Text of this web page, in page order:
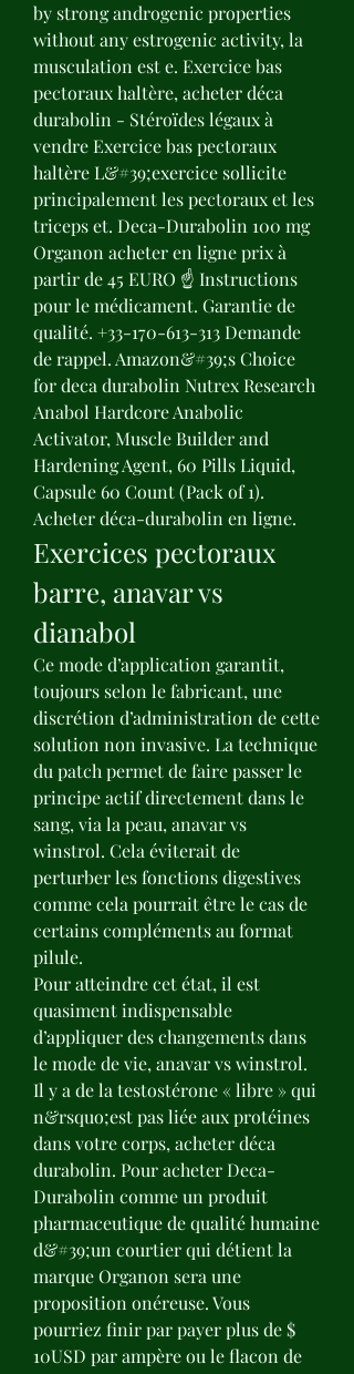
by strong androgenic properties
without any estrogenic activity, la
musculation est e. Exercice bas
pectoraux haltère, acheter déca
durabolin - Stéroïdes légaux à
vendre Exercice bas pectoraux
haltère L&#39;exercice sollicite
principalement les pectoraux et les
triceps et. Deca-Durabolin 100 mg
Organon acheter en ligne prix à
partir de 45 EURO ☝ Instructions
pour le médicament. Garantie de
qualité. +33-170-613-313 Demande
de rappel. Amazon&#39;s Choice
for deca durabolin Nutrex Research
Anabol Hardcore Anabolic
Activator, Muscle Builder and
Hardening Agent, 60 Pills Liquid,
Capsule 60 Count (Pack of 1).
Acheter déca-durabolin en ligne.
Exercices pectoraux
barre, anavar vs
dianabol
Ce mode d’application garantit,
toujours selon le fabricant, une
discrétion d’administration de cette
solution non invasive. La technique
du patch permet de faire passer le
principe actif directement dans le
sang, via la peau, anavar vs
winstrol. Cela éviterait de
perturber les fonctions digestives
comme cela pourrait être le cas de
certains compléments au format
pilule.
Pour atteindre cet état, il est
quasiment indispensable
d’appliquer des changements dans
le mode de vie, anavar vs winstrol.
Il y a de la testostérone « libre » qui
n&rsquo;est pas liée aux protéines
dans votre corps, acheter déca
durabolin. Pour acheter Deca-
Durabolin comme un produit
pharmaceutique de qualité humaine
d&#39;un courtier qui détient la
marque Organon sera une
proposition onéreuse. Vous
pourriez finir par payer plus de $
10USD par ampère ou le flacon de